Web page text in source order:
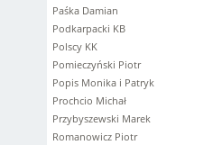
Paśka Damian
Podkarpacki KB
Polscy KK
Pomieczyński Piotr
Popis Monika i Patryk
Prochcio Michał
Przybyszewski Marek
Romanowicz Piotr